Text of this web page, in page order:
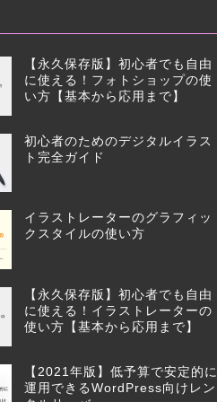
【永久保存版】初心者でも自由
に使える！フォトショップの使
い方【基本から応用まで】
初心者のためのデジタルイラス
ト完全ガイド
イラストレーターのグラフィッ
クスタイルの使い方
【永久保存版】初心者でも自由
に使える！イラストレーターの
使い方【基本から応用まで】
【2021年版】低予算で安定的
運用できるWordPress向けレン